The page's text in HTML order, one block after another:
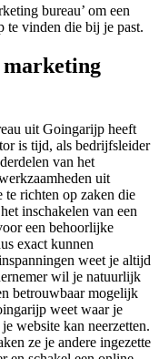
bureau’ om een
te vinden die bij je past.
marketing
uit Goingarijp heeft
is tijd, als bedrijfsleider
van het
uit
te richten op zaken die
inschakelen van een
een behoorlijke
exact kunnen
weet je altijd
wil je natuurlijk
betrouwbaar mogelijk
weet waar je
website kan neerzetten.
ze je andere ingezette